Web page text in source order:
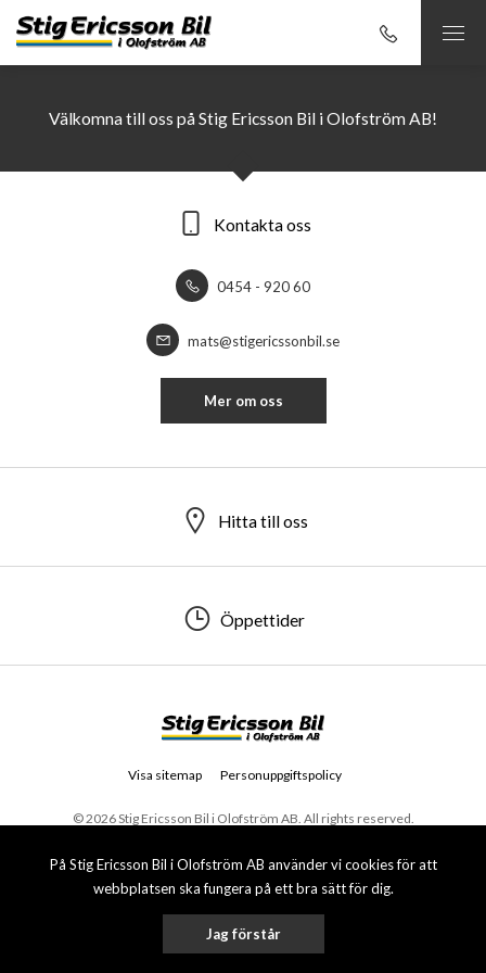
På Stig Ericsson Bil i Olofström AB använder vi cookies för att
webbplatsen ska fungera på ett bra sätt för dig.
Jag förstår
Välkomna till oss på Stig Ericsson Bil i Olofström AB!
Kontakta oss
0454 - 920 60
mats@stigericssonbil.se
Mer om oss
Hitta till oss
Öppettider
© 2026 Stig Ericsson Bil i Olofström AB. All rights reserved.
Visa sitemap Personuppgiftspolicy